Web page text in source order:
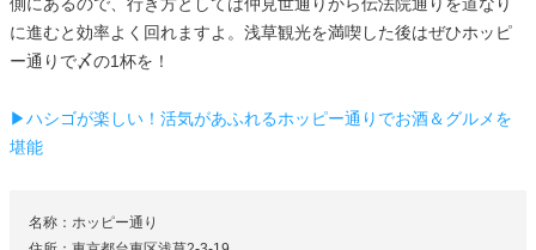
に進むと効率よく回れますよ。浅草観光を満喫した後はぜひホッピ
ー通りで〆の1杯を！
▶ハシゴが楽しい！活気があふれるホッピー通りでお酒＆グルメを
堪能
名称：ホッピー通り